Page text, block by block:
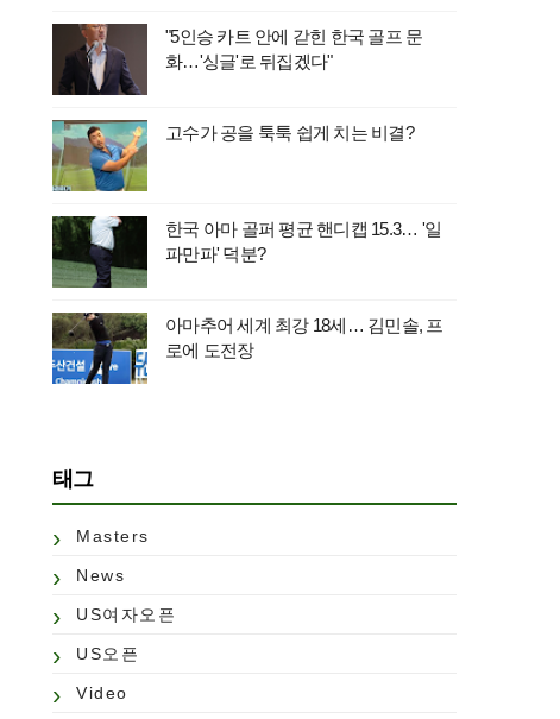
"5인승 카트 안에 갇힌 한국 골프 문
화…'싱글'로 뒤집겠다"
고수가 공을 툭툭 쉽게 치는 비결?
한국 아마 골퍼 평균 핸디캡 15.3… '일
파만파' 덕분?
아마추어 세계 최강 18세… 김민솔, 프
로에 도전장
태그
Masters
News
US여자오픈
US오픈
Video